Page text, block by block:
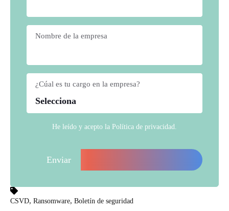
Nombre de la empresa
¿Cúal es tu cargo en la empresa?
He leído y acepto la Política de privacidad
CSVD, Ransomware, Boletín de seguridad